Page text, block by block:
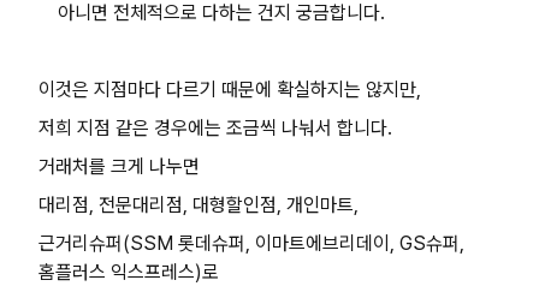
아니면 전체적으로 다하는 건지 궁금합니다.
이것은 지점마다 다르기 때문에 확실하지는 않지만,
저희 지점 같은 경우에는 조금씩 나눠서 합니다.
거래처를 크게 나누면
대리점, 전문대리점, 대형할인점, 개인마트,
근거리슈퍼(SSM 롯데슈퍼, 이마트에브리데이, GS슈퍼,
홈플러스 익스프레스)로